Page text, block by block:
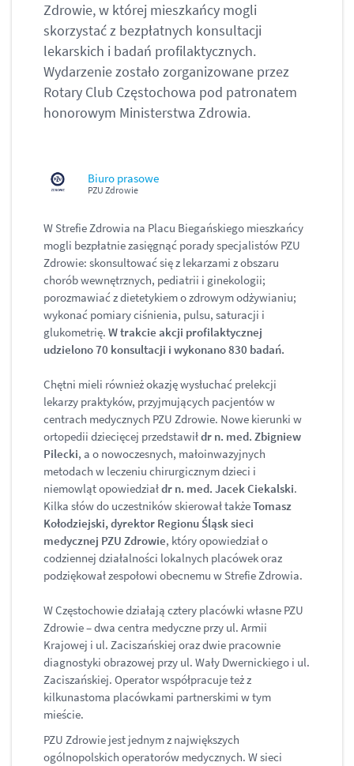
Biuro prasowe
PZU Zdrowie
Zdrowie, w której mieszkańcy mogli
skorzystać z bezpłatnych konsultacji
lekarskich i badań profilaktycznych.
Wydarzenie zostało zorganizowane przez
Rotary Club Częstochowa pod patronatem
honorowym Ministerstwa Zdrowia.
W Strefie Zdrowia na Placu Biegańskiego mieszkańcy
mogli bezpłatnie zasięgnąć porady specjalistów PZU
Zdrowie: skonsultować się z lekarzami z obszaru
chorób wewnętrznych, pediatrii i ginekologii;
porozmawiać z dietetykiem o zdrowym odżywianiu;
wykonać pomiary ciśnienia, pulsu, saturacji i
glukometrię. W trakcie akcji profilaktycznej
udzielono 70 konsultacji i wykonano 830 badań.
Chętni mieli również okazję wysłuchać prelekcji
lekarzy praktyków, przyjmujących pacjentów w
centrach medycznych PZU Zdrowie. Nowe kierunki w
ortopedii dziecięcej przedstawiłdr n. med. Zbigniew
Pilecki, a o nowoczesnych, małoinwazyjnych
metodach w leczeniu chirurgicznym dzieci i
niemowląt opowiedziałdr n. med. Jacek Ciekalski.
Kilka słów do uczestników skierował takżeTomasz
Kołodziejski, dyrektor Regionu Śląsk sieci
medycznej PZU Zdrowie, który opowiedział o
codziennej działalności lokalnych placówek oraz
podziękował zespołowi obecnemu w Strefie Zdrowia.
W Częstochowie działają cztery placówki własne PZU
Zdrowie – dwa centra medyczne przy ul. Armii
Krajowej i ul. Zaciszańskiej oraz dwie pracownie
diagnostyki obrazowej przy ul. Wały Dwernickiego i ul.
Zaciszańskiej. Operator współpracuje też z
kilkunastoma placówkami partnerskimi w tym
mieście.
PZU Zdrowie jest jednym z największych
ogólnopolskich operatorów medycznych. W sieci